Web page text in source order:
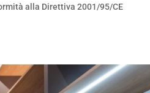
alla Direttiva 2001/95/CE